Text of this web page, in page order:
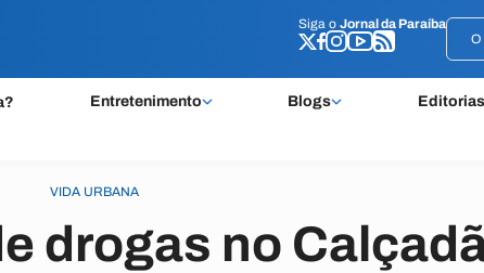
Siga o Jornal da Paraíba
Entretenimento Blogs
Siga o Jornal da Paraíba
VIDA URBANA
drogas no